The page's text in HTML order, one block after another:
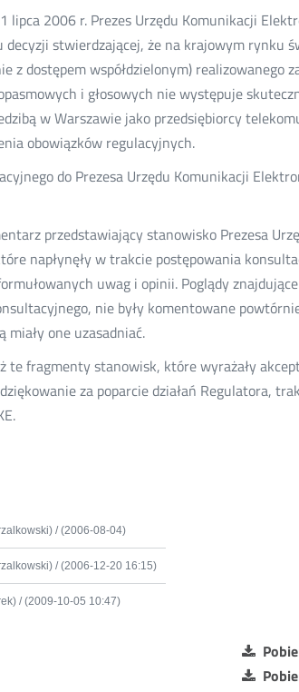
lipca 2006 r. Prezes Urzędu Komunikacji
stwierdzającej, że na krajowym rynku
z dostępem współdzielonym) realizowanego
i głosowych nie występuje
w Warszawie jako przedsiębiorcy
obowiązków regulacyjnych.
do Prezesa Urzędu Komunikacji
przedstawiający stanowisko Prezesa
napłynęły w trakcie postępowania
uwag i opinii. Poglądy
nie były komentowane
one uzasadniać.
fragmenty stanowisk, które wyrażały
za poparcie działań Regulatora,
/ (2006-08-04)
/ (2006-12-20 16:15)
/ (2009-10-05 10:47)